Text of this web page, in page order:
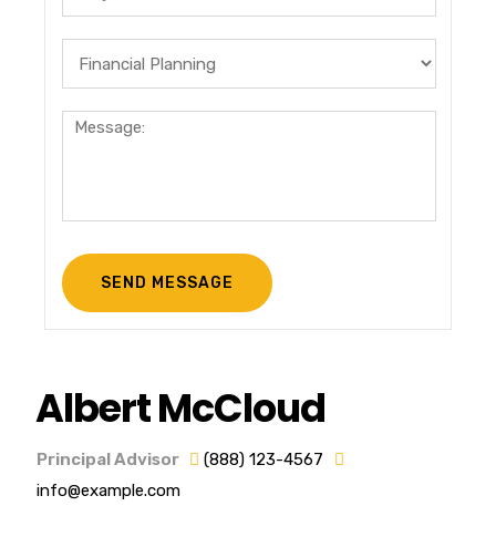
Albert McCloud
Principal Advisor
(888) 123-4567
info@example.com